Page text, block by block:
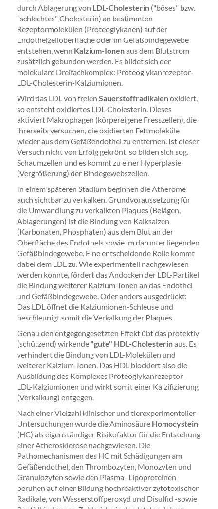
durch Ablagerung von LDL-Cholesterin ("böses" bzw.
"schlechtes" Cholesterin) an bestimmten
Rezeptormolekülen (Proteoglykanen) auf der
Endothelzelloberfläche oder im Gefäßbindegewebe
entstehen, wenn Kalzium-Ionenaus dem Blutstrom
zusätzlich gebunden werden. Es bildet sich der
molekulare Dreifachkomplex: Proteoglykanrezeptor-
LDL-Cholesterin-Kalziumionen.
Wird das LDL von freien Sauerstoffradikalenoxidiert,
so entsteht oxidiertes LDL-Cholesterin. Dieses
aktiviert Makrophagen (körpereigene Fresszellen), die
ihrerseits versuchen, die oxidierten Fettmoleküle
wieder aus dem Gefäßendothel zu entfernen. Ist dieser
Versuch nicht von Erfolg gekrönt, so bilden sich sog.
Schaumzellen und es kommt zu einer Hyperplasie
(Vergrößerung) der Bindegewebszellen.
In einem späteren Stadium beginnen die Atherome
auch sichtbar zu verkalken. Grundvoraussetzung für
die Umwandlung zu verkalkten Plaques (Belägen,
Ablagerungen) ist die Bindung von Kalksalzen
(Karbonaten, Phosphaten) aus dem Blut an der
Oberfläche des Endothels sowie im darunter liegenden
Gefäßbindegewebe. Eine entscheidende Rolle kommt
dabei dem LDL zu. Wie experimentell nachgewiesen
werden konnte, fördert das Andocken der LDL-Partikel
die Bindung weiterer Kalzium-Ionen an das Endothel
und Gefäßbindegewebe. Oder anders ausgedrückt:
Das LDL öffnet die Kalziumionen-Schleuse und
beschleunigt somit die Verkalkung der Plaques.
Genau den entgegengesetzten Effekt übt das protektiv
(schützend) wirkende "gute" HDL-Cholesterinaus. Es
verhindert die Bindung von LDL-Molekülen und
weiterer Kalzium-Ionen. Das HDL blockiert also die
Ausbildung des Komplexes Proteoglykanrezeptor-
LDL-Kalziumionen und wirkt somit einer Kalzifizierung
(Verkalkung) entgegen.
Nach einer Vielzahl klinischer und tierexperimenteller
Untersuchungen wurde die Aminosäure Homocystein
(HC) als eigenständiger Risikofaktor für die Entstehung
einer Atherosklerose nachgewiesen. Die
Pathomechanismen des HC mit Schädigungen am
Gefäßendothel, den Thrombozyten, Monozyten und
Granulozyten sowie den Plasma- Lipoproteinen
beruhen auf einer Bildung hochreaktiver zytotoxischer
Radikale, von Wasserstoffperoxyd und Disulfid -sowie